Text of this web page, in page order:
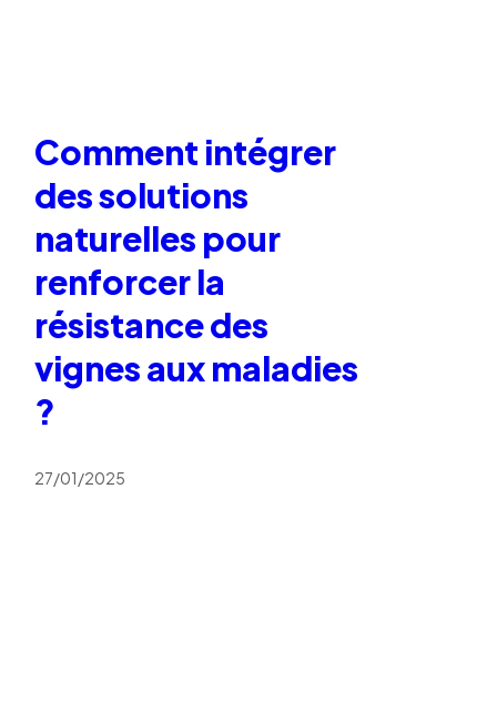
Comment intégrer
des solutions
naturelles pour
renforcer la
résistance des
vignes aux maladies
?
27/01/2025